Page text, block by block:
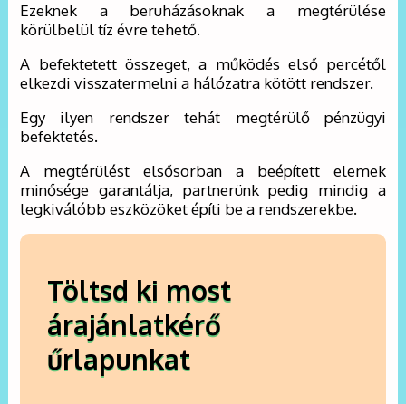
Ezeknek a beruházásoknak a megtérülése
körülbelül tíz évre tehető.
A befektetett összeget, a működés első percétől
elkezdi visszatermelni a hálózatra kötött rendszer.
Egy ilyen rendszer tehát megtérülő pénzügyi
befektetés.
A megtérülést elsősorban a beépített elemek
minősége garantálja, partnerünk pedig mindig a
legkiválóbb eszközöket építi be a rendszerekbe.
Töltsd ki most
árajánlatkérő
űrlapunkat